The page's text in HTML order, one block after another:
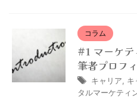
コラム
#1 マーケテ
筆者プロフ
キャリア, キ
タルマーケティ